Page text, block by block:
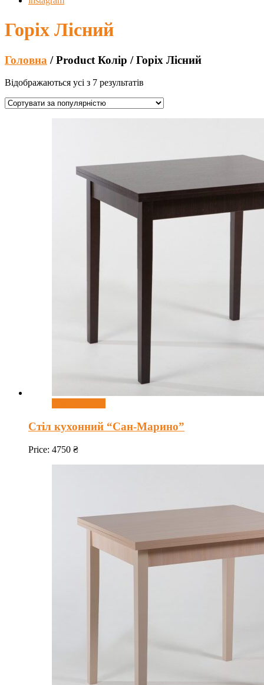
Горіх Лісний
Головна / Product Колір / Горіх Лісний
Відображаються усі з 7 результатів
Стіл кухонний “Сан-Марино”
Price: 4750 ₴